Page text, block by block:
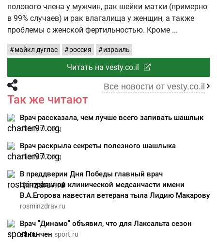
полового члена у мужчин, рак шейки матки (примерно
в 99% случаев) и рак влагалища у женщин, а также
проблемы с женской фертильностью. Кроме
майкл дуглас россия израиль
Читать на vesty.co.il
Все новости от vesty.co.il
Так же читают
Врач рассказала, чем лучше всего запивать шашлык
charter97.org
Врач раскрыла секреты полезного шашлыка
charter97.org
В преддверии Дня Победы главный врач
Центральной клинической медсанчасти имени
В.А.Егорова навестил ветерана тыла Лидию Макарову
rosminzdrav.ru
Врач "Динамо" объявил, что для Лаксальта сезон
закончен sport.ru